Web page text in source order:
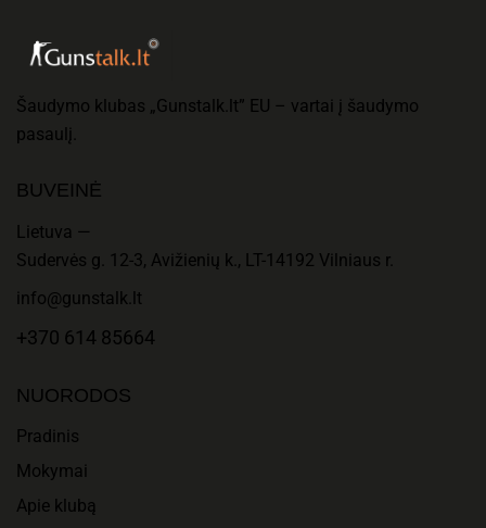
Šaudymo klubas „Gunstalk.lt” EU – vartai į šaudymo
pasaulį.
BUVEINĖ
Lietuva —
Sudervės g. 12-3, Avižienių k., LT-14192 Vilniaus r.
info@gunstalk.lt
+370 614 85664
NUORODOS
Pradinis
Mokymai
Apie klubą